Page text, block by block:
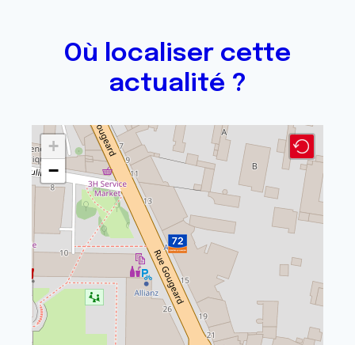
Où localiser cette
actualité ?
+
−